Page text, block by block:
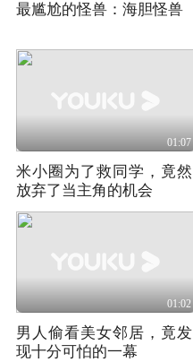
最尴尬的怪兽：海胆怪兽
01:07
米小圈为了救同学，竟然
放弃了当主角的机会
01:02
男人偷看美女邻居，竟发
现十分可怕的一幕